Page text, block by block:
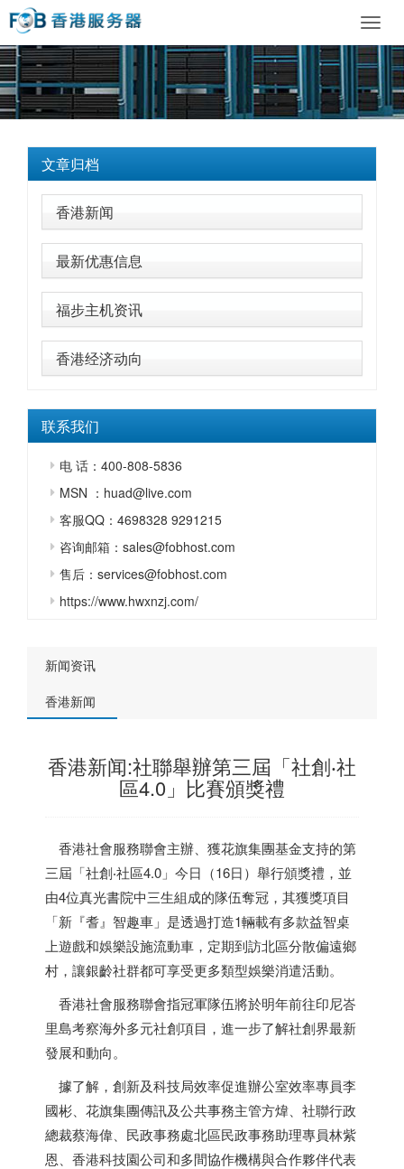
文章归档
香港新闻
最新优惠信息
福步主机资讯
香港经济动向
联系我们
电 话：400-808-5836
MSN ：huad@live.com
客服QQ：4698328 9291215
咨询邮箱：sales@fobhost.com
售后：services@fobhost.com
https://www.hwxnzj.com/
新闻资讯
香港新闻
香港新闻:社聯舉辦第三屆「社創‧社
區4.0」比賽頒獎禮
香港社會服務聯會主辦、獲花旗集團基金支持的第
三屆「社創‧社區4.0」今日（16日）舉行頒獎禮，並
由4位真光書院中三生組成的隊伍奪冠，其獲獎項目
「新『耆』智趣車」是透過打造1輛載有多款益智桌
上遊戲和娛樂設施流動車，定期到訪北區分散偏遠鄉
村，讓銀齡社群都可享受更多類型娛樂消遣活動。
香港社會服務聯會指冠軍隊伍將於明年前往印尼峇
里島考察海外多元社創項目，進一步了解社創界最新
發展和動向。
據了解，創新及科技局效率促進辦公室效率專員李
國彬、花旗集團傳訊及公共事務主管方煒、社聯行政
總裁蔡海偉、民政事務處北區民政事務助理專員林紫
恩、 香港科技園公司和多間協作機構與合作夥伴代表